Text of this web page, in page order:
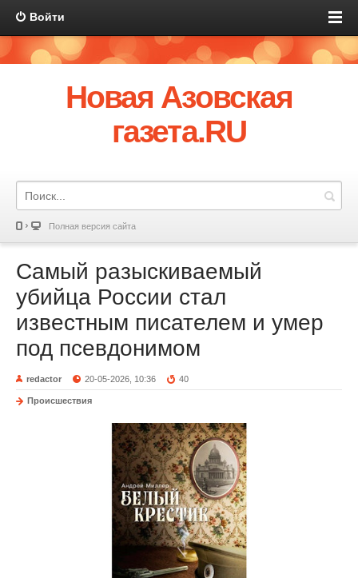
Войти
Новая Азовская
газета.RU
Полная версия сайта
Самый разыскиваемый
убийца России стал
известным писателем и умер
под псевдонимом
redactor 20-05-2026, 10:36 40
Происшествия